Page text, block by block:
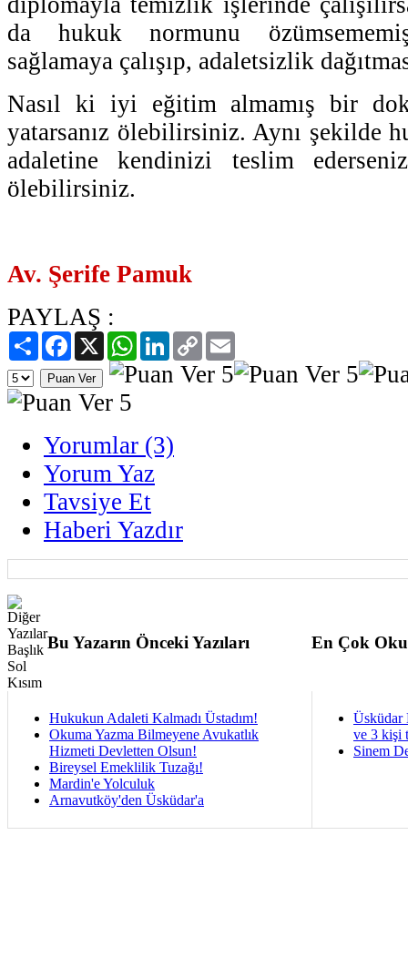
da hukuk normunu
sağlamaya çalışıp, adaletsizlik
Nasıl ki iyi eğitim almamış bir
yatarsanız ölebilirsiniz. Aynı şekilde
adaletine kendinizi teslim
ölebilirsiniz.
Av. Şerife Pamuk
PAYLAŞ :
PaylaşFacebook
X WhatsAppLinkedIn
Copy
Link
Yorumlar (3)
Yorum Yaz
Tavsiye Et
Haberi Yazdır
Bu Yazarın Önceki Yazıları En Çok
Hukukun Adaleti Kalmadı Üstadım!
Okuma Yazma Bilmeyene Avukatlık
Hizmeti Devletten Olsun!
Bireysel Emeklilik Tuzağı!
Mardin'e Yolculuk
Arnavutköy'den Üsküdar'a
Üsküdar
ve 3 kişi
Sinem